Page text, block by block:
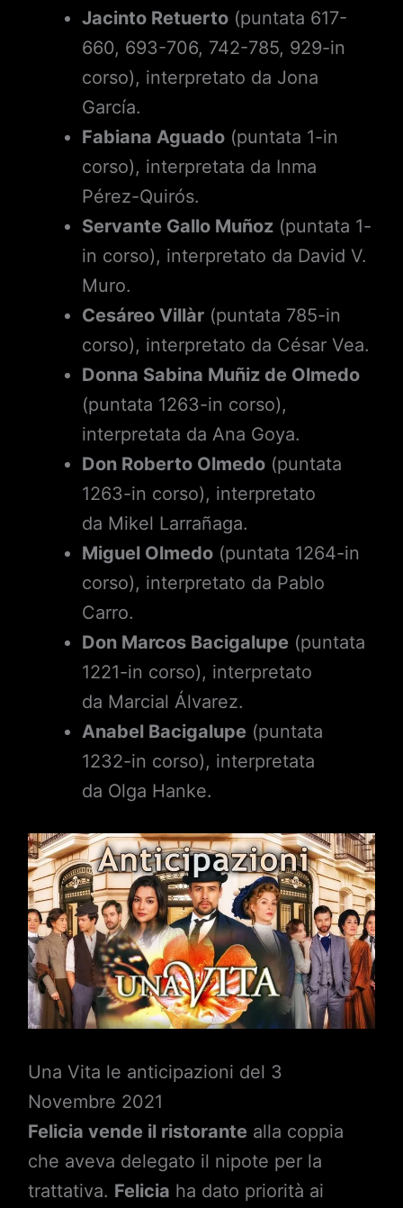
Jacinto Retuerto(puntata 617-
660, 693-706, 742-785, 929-in
corso), interpretato da Jona
García.
Fabiana Aguado(puntata 1-in
corso), interpretata da Inma
Pérez-Quirós.
Servante Gallo Muñoz(puntata 1-
in corso), interpretato da David V.
Muro.
Cesáreo Villàr(puntata 785-in
corso), interpretato da César Vea.
Donna Sabina Muñiz de Olmedo
(puntata 1263-in corso),
interpretata da Ana Goya.
Don Roberto Olmedo(puntata
1263-in corso), interpretato
da Mikel Larrañaga.
Miguel Olmedo(puntata 1264-in
corso), interpretato da Pablo
Carro.
Don Marcos Bacigalupe (puntata
1221-in corso), interpretato
da Marcial Álvarez.
Anabel Bacigalupe (puntata
1232-in corso), interpretata
da Olga Hanke.
Una Vita le anticipazioni del 3
Novembre 2021
Felicia vende il ristorante alla coppia
che aveva delegato il nipote per la
trattativa. Felicia ha dato priorità ai